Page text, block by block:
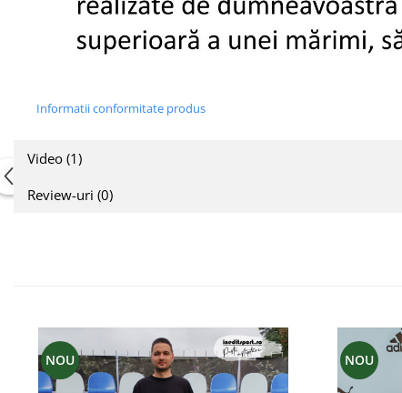
Informatii conformitate produs
Video (1)
Review-uri (0)
NOU NOU